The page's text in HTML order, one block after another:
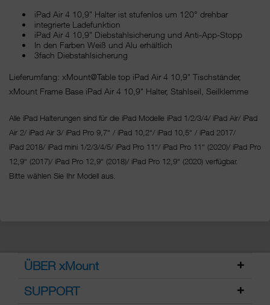
iPad Air 4 10,9" Halter ist stufenlos um 120° drehbar
integrierte Ladefunktion
iPad Air 4 10,9" Diebstahlsicherung und Anti-App-Stopp
In den Farben Weiß und Alu erhältlich
3fach Diebstahlsicherung
Lieferumfang: xMount@Table top iPad Air 4 10,9" Tischständer,
xMount Frame Base iPad Air 4 10,9" Halter, Stahlseil, Seilklemme
Alle iPad Halterungen sind für die iPad Modelle iPad 1/2/3/4/ iPad Air/ iPad
Air 2/ iPad Air 3/ iPad Pro 9,7“ / iPad 10,2“/ iPad 10,5“ / iPad 2017/
iPad 2018/ iPad mini 1/2/3/4/5/ iPad Pro 11“/ iPad Pro 11“ (2020)/ iPad Pro
12,9“ (2017)/ iPad Pro 12,9“ (2018)/ iPad Pro 12,9“ (2020) verfügbar.
Bitte wählen Sie Ihr Modell aus.
ÜBER xMount
SUPPORT